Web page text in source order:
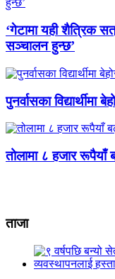
‘गेटामा यही शैत्रिक
सञ्चालन हुन्छ’
पुनर्वासका
तोलामा ८ हजार
ताजा